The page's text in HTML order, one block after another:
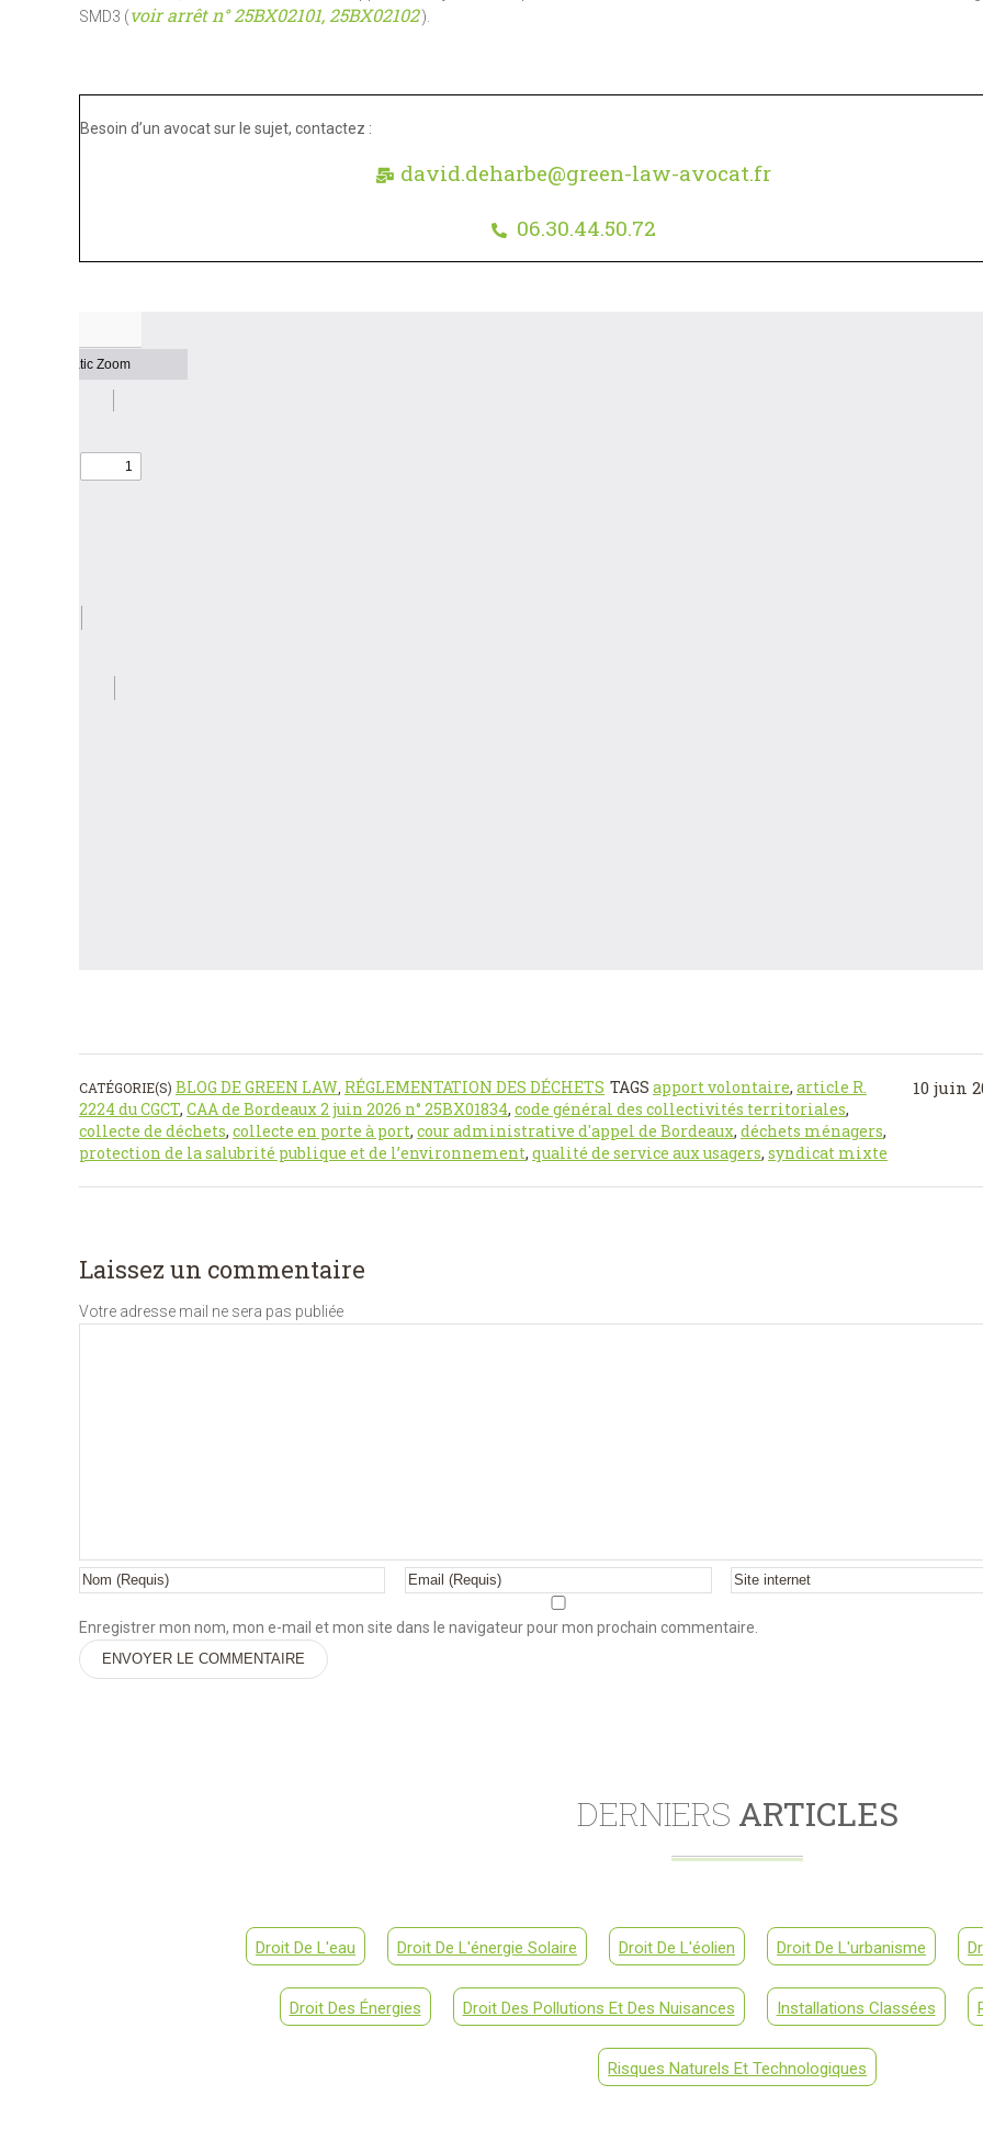
SMD3 (voir arrêt n° 25BX02101, 25BX02102).
Besoin d’un avocat sur le sujet, contactez :
david.deharbe@green-law-avocat.fr
06.30.44.50.72
10 juin
CATÉGORIE(S) BLOG DE GREEN LAW RÉGLEMENTATION DES DÉCHETS TAGS apport volontaire, article R.
2224 du CGCT, CAA de Bordeaux 2 juin 2026 n° 25BX01834, code général des collectivités territoriales,
collecte de déchets, collecte en porte à port, cour administrative d'appel de Bordeaux, déchets ménagers,
protection de la salubrité publique et de l’environnement, qualité de service aux usagers, syndicat mixte
Laissez un commentaire
Votre adresse mail ne sera pas publiée
Enregistrer mon nom, mon e-mail et mon site dans le navigateur pour mon prochain commentaire.
DERNIERS ARTICLES
Droit De L'eau Droit De L'énergie Solaire Droit De L'éolien Droit De L'urbanisme
Droit Des Énergies Droit Des Pollutions Et Des Nuisances Installations Classées
Risques Naturels Et Technologiques